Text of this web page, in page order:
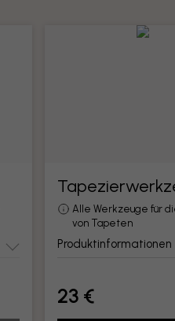
Alle Werkzeuge für
von Tapeten
Produktinformationen
23 €